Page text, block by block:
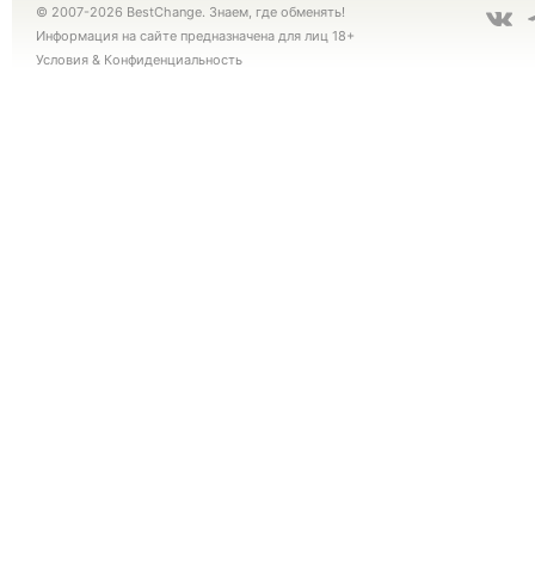
© 2007-2026 BestChange. Знаем, где обменять!
Информация на сайте предназначена для лиц 18+
Условия & Конфиденциальность